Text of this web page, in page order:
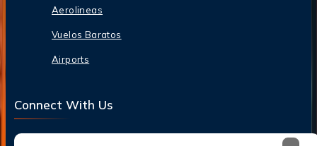
Aerolineas
Vuelos Baratos
Airports
Connect With Us